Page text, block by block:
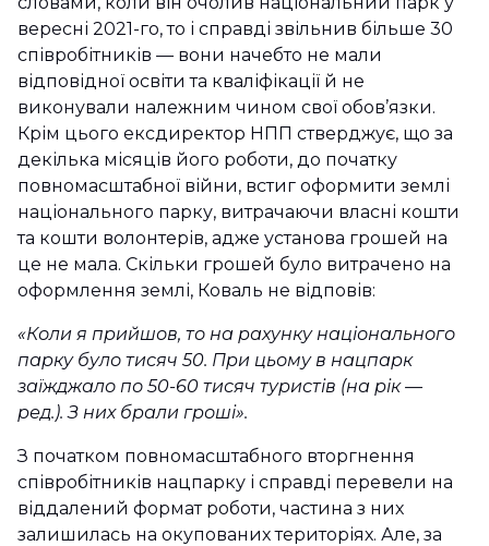
вересні 2021-го, то і справді звільнив більше 30
співробітників — вони начебто не мали
відповідної освіти та кваліфікації й не
виконували належним чином свої обов’язки.
Крім цього ексдиректор НПП стверджує, що за
декілька місяців його роботи, до початку
повномасштабної війни, встиг оформити землі
національного парку, витрачаючи власні кошти
та кошти волонтерів, адже установа грошей на
це не мала. Скільки грошей було витрачено на
оформлення землі, Коваль не відповів:
«Коли я прийшов, то на рахунку національного
парку було тисяч 50. При цьому в нацпарк
заїжджало по 50-60 тисяч туристів (на рік—
ред.). З них брали гроші».
З початком повномасштабного вторгнення
співробітників нацпарку і справді перевели на
віддалений формат роботи, частина з них
залишилась на окупованих територіях. Але, за